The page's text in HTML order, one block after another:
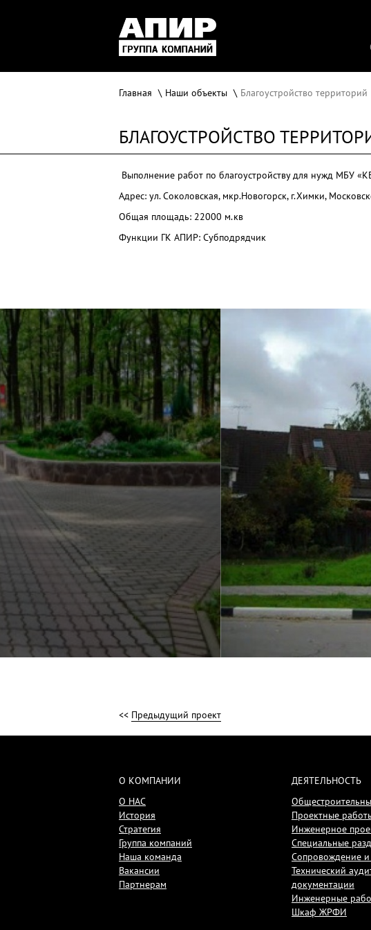
Главная Наши объекты Благоустройство территорий
БЛАГОУСТРОЙСТВО
Выполнение работ по благоустройству для нужд МБУ
Адрес: ул. Соколовская, мкр.Новогорск, г.Химки,
Общая площадь: 22000 м.кв
Функции ГК АПИР: Субподрядчик
<< Предыдущий проект
О КОМПАНИИ
О НАС
История
Стратегия
Группа компаний
Наша команда
Вакансии
Партнерам
ДЕЯТЕЛЬНОСТЬ
Проектные
Инженерное
Специальные
Сопровождение и
Технический
документации
Инженерные
Шкаф ЖРФИ